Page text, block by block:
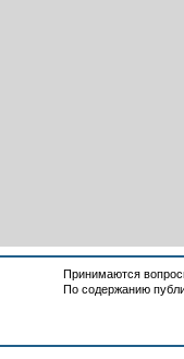
Принимаются
По содержанию